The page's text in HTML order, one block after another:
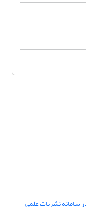
سامانه نشریات علمی